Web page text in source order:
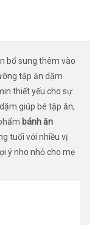
bổ sung thêm vào
tập ăn dặm
thiết yếu cho sự
giúp bé tập ăn,
bánh ăn
tuổi với nhiều vị
ý nho nhỏ cho mẹ